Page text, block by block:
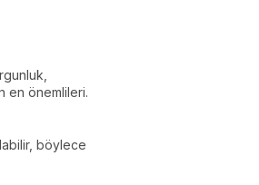
en önemlileri.
böylece